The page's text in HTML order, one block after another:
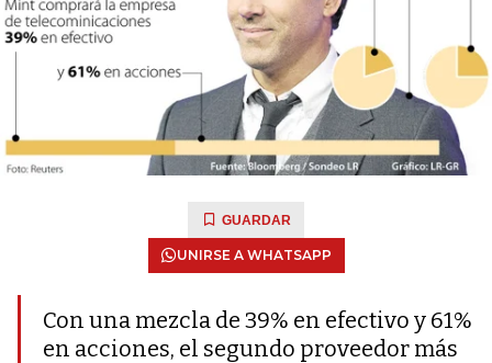
GUARDAR
UNIRSE A WHATSAPP
Con una mezcla de 39% en efectivo y 61%
en acciones, el segundo proveedor más